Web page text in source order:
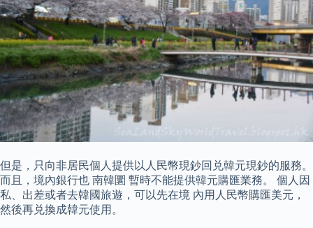
但是，只向非居民個人提供以人民幣現鈔回兑韓元現鈔的服務。
而且，境內銀行也 南韓圜 暫時不能提供韓元購匯業務。 個人因
私、出差或者去韓國旅遊，可以先在境 內用人民幣購匯美元，
然後再兑換成韓元使用。